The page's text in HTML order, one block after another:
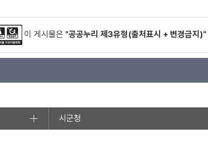
이 게시물은 "공공누리 제3유형(출처표시 + 변경금지)"
시군청